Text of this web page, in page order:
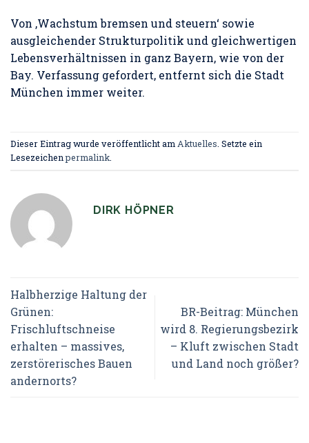
Von ‚Wachstum bremsen und steuern‘ sowie
ausgleichender Strukturpolitik und gleichwertigen
Lebensverhältnissen in ganz Bayern, wie von der
Bay. Verfassung gefordert, entfernt sich die Stadt
München immer weiter.
Dieser Eintrag wurde veröffentlicht am Aktuelles . Setzte ein
Lesezeichenpermalink
DIRK HÖPNER
Halbherzige Haltung der
Grünen:
Frischluftschneise
erhalten – massives,
zerstörerisches Bauen
andernorts?
BR-Beitrag: München
wird 8. Regierungsbezirk
– Kluft zwischen Stadt
und Land noch größer?